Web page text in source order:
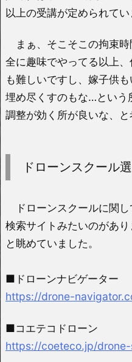
以上の受講が定められてい
まぁ、そこそこの拘束
全に趣味でやってる以上
も難しいですし、嫁子供
埋め尽くすのもな…という
調整が効く所が良いな、と
ドローンスクール
ドローンスクールに関
検索サイトみたいのがあ
と眺めていました。
■ドローンナビゲーター
https://drone-
■コエテコドローン
https://coeteco.jp/